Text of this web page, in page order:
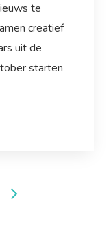
te
creatief
uit de
starten